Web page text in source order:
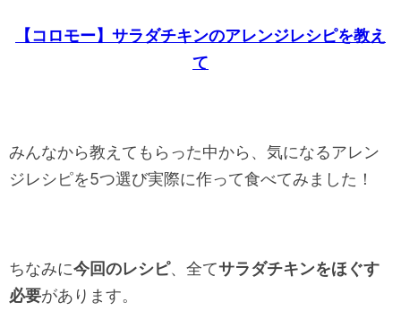
【コロモー】サラダチキンのアレンジレシピを教え
て
みんなから教えてもらった中から、気になるアレン
ジレシピを5つ選び実際に作って食べてみました！
ちなみに今回のレシピ、全てサラダチキンをほぐす
必要があります。